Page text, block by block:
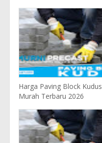
Harga Paving Block Kudus
Murah Terbaru 2026